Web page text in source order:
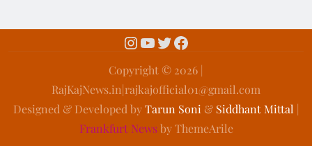
Copyright ©️ 2026 |
RajKajNews.in|rajkajofficial01@gmail.com
Designed & Developed byTarun Soni& Siddhant Mittal
Frankfurt Newsby ThemeArile